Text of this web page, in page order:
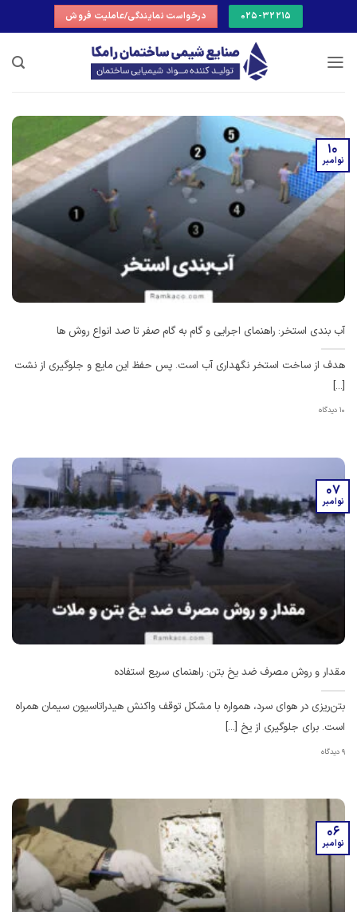
to
025-32215 درخواست نمایندگی/عاملیت فروش
آب بندی استخر: راهنمای اجرایی و گام به گام صفر تا صد انواع روش ها
هدف از ساخت استخر نگهداری آب است. پس حفظ این مایع و جلوگیری از نشت
[...]
10 دیدگاه
10
نوامبر
مقدار و روش مصرف ضد یخ بتن: راهنمای سریع استفاده
بتن‌ریزی در هوای سرد، همواره با مشکل توقف واکنش هیدراتاسیون سیمان همراه
است. برای جلوگیری از یخ [...]
9 دیدگاه
07
نوامبر
06
نوامبر